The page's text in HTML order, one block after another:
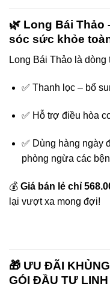
🌿 Long Bái Thảo
sóc sức khỏe
Long Bái Thảo là
✅ Thanh lọc – bổ
✅ Hỗ trợ điều hòa
✅ Dùng hàng ngày
phòng ngừa các
💰 Giá bán lẻ chỉ
lại vượt xa mong đợi!
🎁 ƯU ĐÃI
GÓI ĐẦU TƯ